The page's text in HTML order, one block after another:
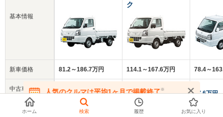
基本情報
新車価格
中古車
平均価格
81.2～186.7万円
85.5万円
ク
114.1～167.6万円
123.4万円
78.4～
77.6万円
人気のクルマは平均1ヶ月で掲載終了※
在庫が無くなる前にお問い合わせください
ホーム 検索 履歴 お気に入り